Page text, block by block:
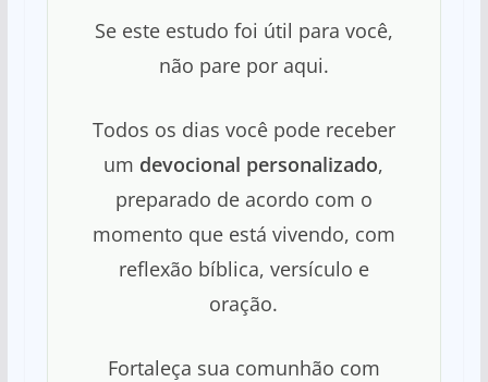
Se este estudo foi útil para você,
não pare por aqui.
Todos os dias você pode receber
um devocional personalizado,
preparado de acordo com o
momento que está vivendo, com
reflexão bíblica, versículo e
oração.
Fortaleça sua comunhão com